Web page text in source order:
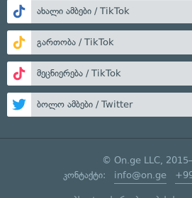
ახალი ამბები / TikTok
გართობა / TikTok
მეცნიერება / TikTok
ბოლო ამბები / Twitter
© On.ge LLC,
კონტაქტი: info@on.ge